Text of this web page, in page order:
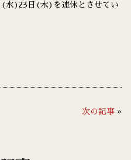
水)23日(木)を連休とさせてい
次の記事 »